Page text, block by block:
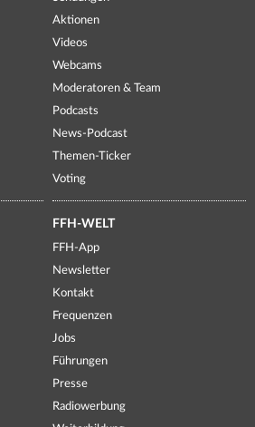
Aktionen
Videos
Webcams
Moderatoren & Team
Podcasts
News-Podcast
Themen-Ticker
Voting
FFH-WELT
FFH-App
Newsletter
Kontakt
Frequenzen
Jobs
Führungen
Presse
Radiowerbung